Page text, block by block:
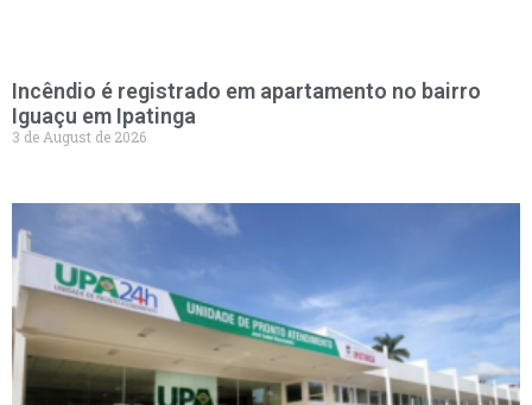
Incêndio é registrado em apartamento no bairro
Iguaçu em Ipatinga
3 de August de 2026